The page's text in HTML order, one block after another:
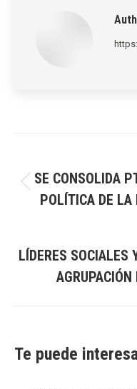
SE CONSOLIDA
POLÍTICA DE LA
LÍDERES SOCIALES
Te puede